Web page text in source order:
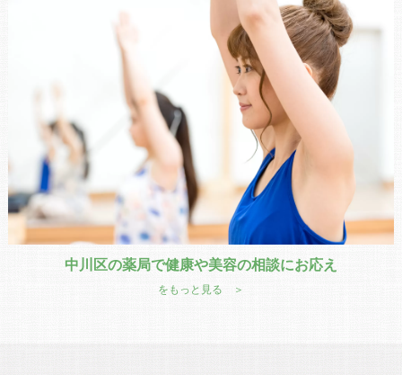
中川区の薬局で健康や美容の相談にお応え
をもっと見る ＞